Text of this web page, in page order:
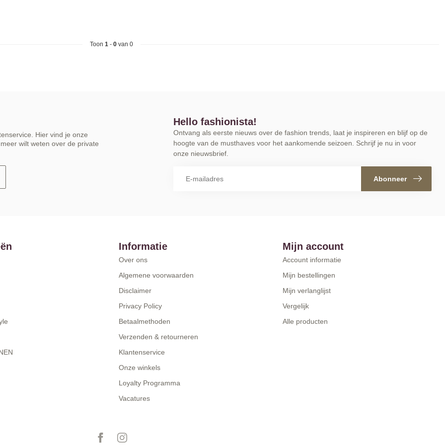
Toon 1- 0van 0
Hier vind je onze
wilt weten over de private
Hello fashionista!
Ontvang als eerste nieuws over de fashion trends, laat je inspireren en blijf op de
hoogte van de musthaves voor het aankomende seizoen. Schrijf je nu in voor
onze nieuwsbrief.
Abonneer
Informatie
Over ons
Algemene voorwaarden
Disclaimer
Privacy Policy
Betaalmethoden
Verzenden & retourneren
Klantenservice
Onze winkels
Loyalty Programma
Vacatures
Mijn account
Account informatie
Mijn bestellingen
Mijn verlanglijst
Vergelijk
Alle producten